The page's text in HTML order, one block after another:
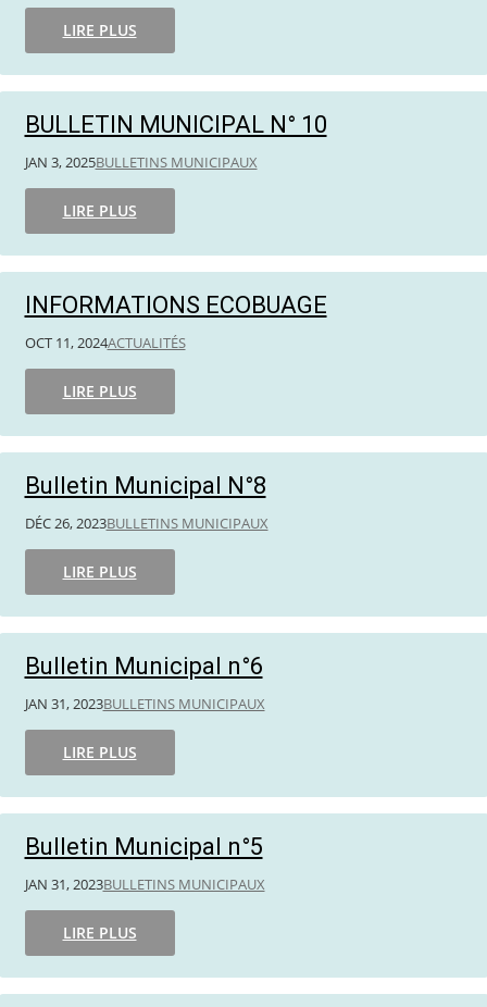
LIRE PLUS
BULLETIN MUNICIPAL N° 10
JAN 3, 2025BULLETINS MUNICIPAUX
LIRE PLUS
INFORMATIONS ECOBUAGE
OCT 11, 2024ACTUALITÉS
LIRE PLUS
Bulletin Municipal N°8
DÉC 26, 2023BULLETINS MUNICIPAUX
LIRE PLUS
Bulletin Municipal n°6
JAN 31, 2023BULLETINS MUNICIPAUX
LIRE PLUS
Bulletin Municipal n°5
JAN 31, 2023BULLETINS MUNICIPAUX
LIRE PLUS